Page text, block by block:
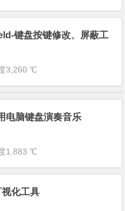
键盘按键修改、屏蔽工
3,260 ℃
电脑键盘演奏音乐
1,883 ℃
化工具